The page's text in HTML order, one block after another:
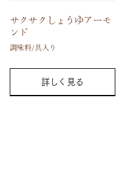
サクサクしょうゆアーモ
ンド
調味料/具入り
詳しく見る